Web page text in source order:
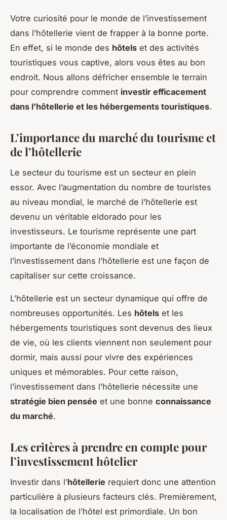
Votre curiosité pour le monde de l’investissement
dans l’hôtellerie vient de frapper à la bonne porte.
En effet, si le monde des hôtels et des activités
touristiques vous captive, alors vous êtes au bon
endroit. Nous allons défricher ensemble le terrain
pour comprendre comment investir efficacement
dans l’hôtellerie et les hébergements touristiques.
L’importance du marché du tourisme et
de l’hôtellerie
Le secteur du tourisme est un secteur en plein
essor. Avec l’augmentation du nombre de touristes
au niveau mondial, le marché de l’hôtellerie est
devenu un véritable eldorado pour les
investisseurs. Le tourisme représente une part
importante de l’économie mondiale et
l’investissement dans l’hôtellerie est une façon de
capitaliser sur cette croissance.
L’hôtellerie est un secteur dynamique qui offre de
nombreuses opportunités. Les hôtels et les
hébergements touristiques sont devenus des lieux
de vie, où les clients viennent non seulement pour
dormir, mais aussi pour vivre des expériences
uniques et mémorables. Pour cette raison,
l’investissement dans l’hôtellerie nécessite une
stratégie bien pensée et une bonne connaissance
du marché.
Les critères à prendre en compte pour
l’investissement hôtelier
Investir dans l’hôtellerie requiert donc une attention
particulière à plusieurs facteurs clés. Premièrement,
la localisation de l’hôtel est primordiale. Un bon